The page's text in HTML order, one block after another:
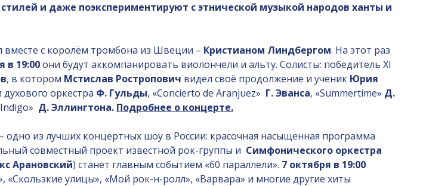
и даже поэкспериментируют с этнической музыкой народов ханты и
вместе с королём тромбона из Швеции – Кристианом Линдбергом. На этот раз
в 19:00они будут аккомпанировать виолончели и альту. Солисты: победитель XI
, в котором Мстислав Ростропович видел своё продолжение и ученик Юрия
оркестра Ф. Гульды, «Concierto de Aranjuez» Г. Эванса, «Summertime» Д.
Д. Эллингтона. Подробнее о концерте.
одно из лучших концертных шоу в России: красочная насыщенная программа
совместный проект известной рок-группы и Симфонического оркестра
Арановский) станет главным событием «60 параллели». 7 октября в 19:00
улицы», «Мой рок-н-ролл», «Варвара» и многие другие хиты